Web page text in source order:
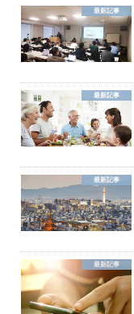
最新記事
最新記事
最新記事
最新記事